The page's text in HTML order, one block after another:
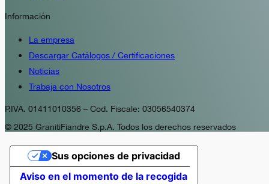
Información
La empresa
Descargar Catálogos / Certificaciones
Noticias
Trabaja con Nosotros
P.IVA. 01411010356 – Cod. Fiscale: 03056540374
© 2025 GranitiFiandre S.p.A. Todos los derechos reservados
Aviso en el momento de la recogida
Sus opciones de privacidad